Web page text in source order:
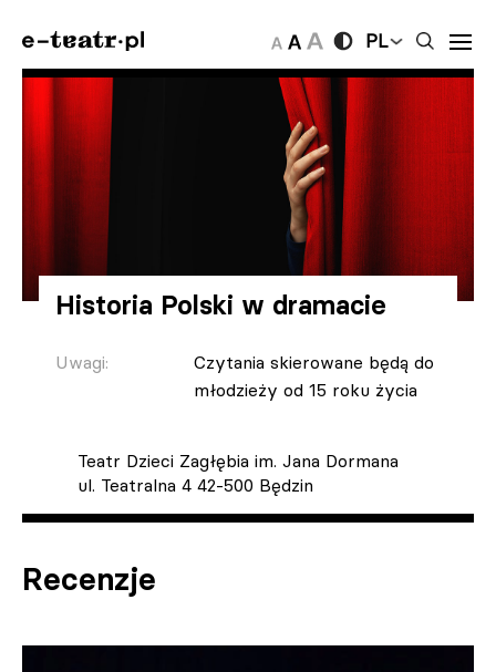
PL
Historia Polski w dramacie
Uwagi:
Czytania skierowane będą do
młodzieży od 15 roku życia
Teatr Dzieci Zagłębia im. Jana Dormana
ul. Teatralna 4 42-500 Będzin
Recenzje